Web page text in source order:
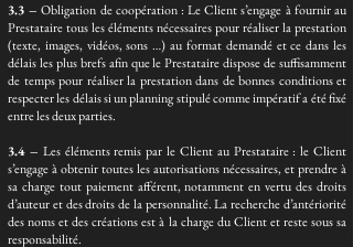
3.3 – Obligation de coopération : Le Client s’engage à fournir au
Prestataire tous les éléments nécessaires pour réaliser la prestation
(texte, images, vidéos, sons …) au format demandé et ce dans les
délais les plus brefs afin que le Prestataire dispose de suffisamment
de temps pour réaliser la prestation dans de bonnes conditions et
respecter les délais si un planning stipulé comme impératif a été fixé
entre les deux parties.
3.4 – Les éléments remis par le Client au Prestataire : le Client
s’engage à obtenir toutes les autorisations nécessaires, et prendre à
sa charge tout paiement afférent, notamment en vertu des droits
d’auteur et des droits de la personnalité. La recherche d’antériorité
des noms et des créations est à la charge du Client et reste sous sa
responsabilité.